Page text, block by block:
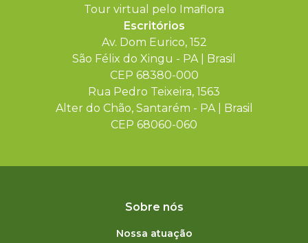
Tour virtual pelo Imaflora
Escritórios
Av. Dom Eurico, 152
São Félix do Xingu - PA | Brasil
CEP 68380-000
Rua Pedro Teixeira, 1563
Alter do Chão, Santarém - PA | Brasil
CEP 68060-060
Sobre nós
Nossa atuação